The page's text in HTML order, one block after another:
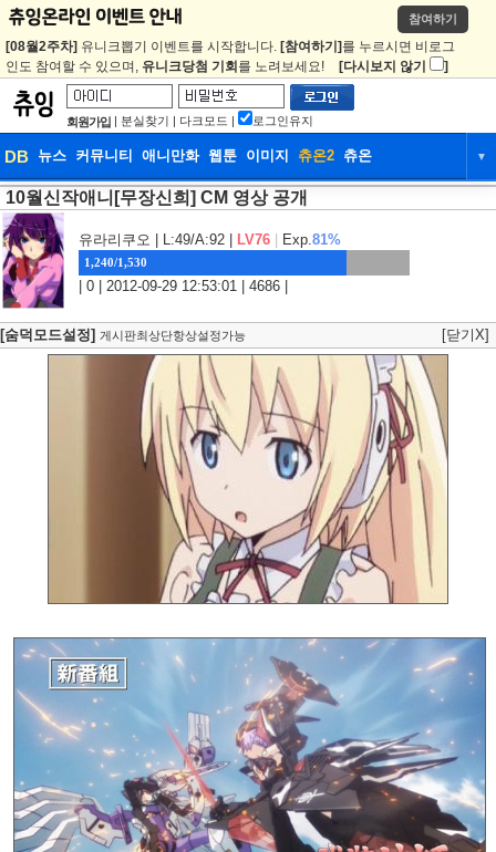
참여하기
[08월2주차] 유니크뽑기 이벤트를 시작합니다. [참여하기] 를 누르시면 비로그
인도 참여할 수 있으며, 유니크당첨 기회 를 노려보세요! [다시보지 않기 ]
회원가입 | 분실찾기 | 다크모드 | 로그인유지
DB 뉴스 커뮤니티 애니만화 웹툰 이미지 츄온2 츄온 ▼
DB 뉴스 커뮤니티
웹툰 이미지 츄온2
10월신작애니[무장신희] CM 영상 공개
유라리쿠오 | L:49/A:92 | LV76 Exp.81%
1,240/1,530
| 0 | 2012-09-29 12:53:01 | 4686 |
[숨덕모드설정] 게시판최상단항상설정가능 [닫기X]